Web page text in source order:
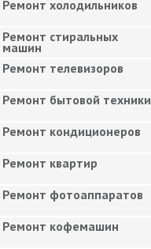
Ремонт холодильников
Ремонт стиральных
машин
Ремонт телевизоров
Ремонт бытовой техники
Ремонт кондиционеров
Ремонт квартир
Ремонт фотоаппаратов
Ремонт кофемашин